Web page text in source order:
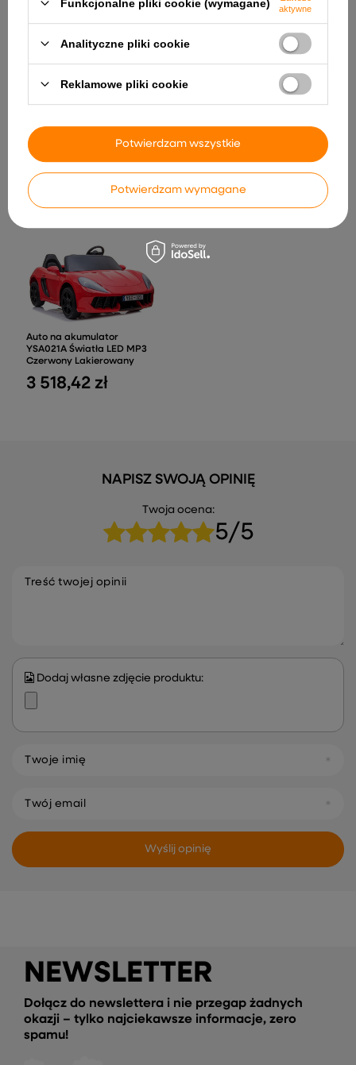
Leżak Ogrodowy Plażowy
Składany Zero Gravity
Zagłówek Stalowy Czarny
182,84 zł
Wąż Pneumatyczny Zwijany
Na Bębnie Automatyczny 24
211,20 zł
Auto na akumulator
YSA021A Światła LED MP3
Czerwony Lakierowany
3 518,42 zł
NAPISZ SWOJĄ OPINIĘ
Twoja ocena:
5/5
Treść twojej opinii
Dodaj własne zdjęcie produktu:
Twoje imię
Twój email
Wyślij opinię
NEWSLETTER
Dołącz do newslettera i nie przegap żadnych
okazji – tylko najciekawsze informacje, zero
spamu!
Funkcjonalne pliki cookie (wymagane)
aktywne
Analityczne pliki cookie
Reklamowe pliki cookie
Potwierdzam wymagane
Potwierdzam wszystkie